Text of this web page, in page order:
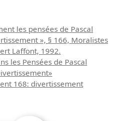
les pensées de Pascal
», § 166, Moralistes
Laffont, 1992.
les Pensées de Pascal
168: divertissement